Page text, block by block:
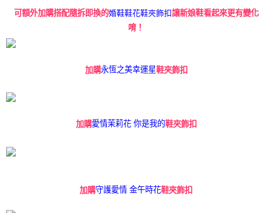
可額外加購搭配隨拆即換的婚鞋鞋花鞋夾飾扣讓新娘鞋看起來更有變化
唷！
加購永恆之美幸運星鞋夾飾扣
加購愛情茉莉花 你是我的鞋夾飾扣
加購守護愛情 金午時花鞋夾飾扣